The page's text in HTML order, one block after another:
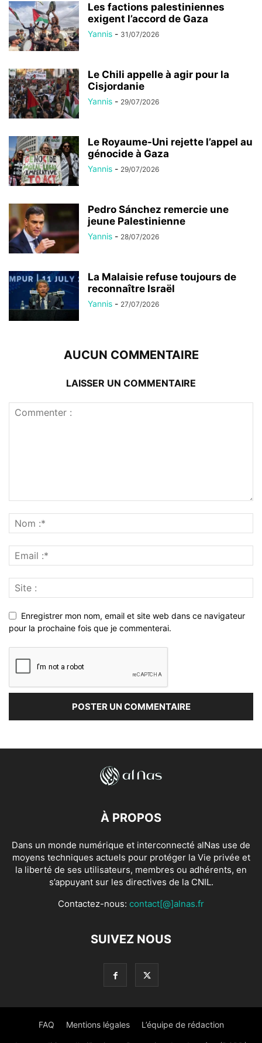
Les factions palestiniennes
exigent l’accord de Gaza
Yannis - 31/07/2026
Le Chili appelle à agir pour la
Cisjordanie
Yannis - 29/07/2026
Le Royaume-Uni rejette l’appel au
génocide à Gaza
Yannis - 29/07/2026
Pedro Sánchez remercie une
jeune Palestinienne
Yannis - 28/07/2026
La Malaisie refuse toujours de
reconnaître Israël
Yannis - 27/07/2026
AUCUN COMMENTAIRE
LAISSER UN COMMENTAIRE
Enregistrer mon nom, email et site web dans ce navigateur
pour la prochaine fois que je commenterai.
À PROPOS
Dans un monde numérique et interconnecté alNas use de
moyens techniques actuels pour protéger la Vie privée et
la liberté de ses utilisateurs, membres ou adhérents, en
s’appuyant sur les directives de la CNIL.
Contactez-nous: contact[@]alnas.fr
SUIVEZ NOUS
FAQ Mentions légales L’équipe de rédaction